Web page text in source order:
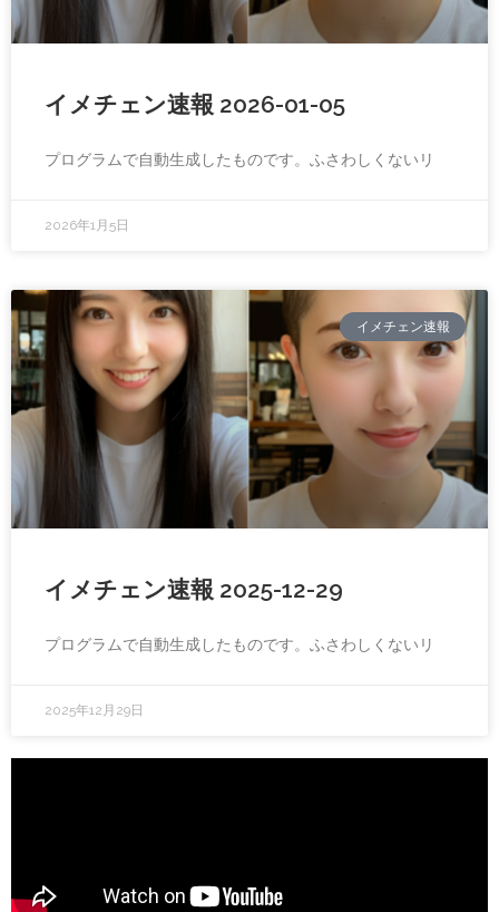
イメチェン速報 2026-01-05
プログラムで自動生成したものです。ふさわしくないリ
2026年1月5日
イメチェン速報
イメチェン速報 2025-12-29
プログラムで自動生成したものです。ふさわしくないリ
2025年12月29日